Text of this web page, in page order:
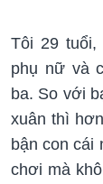
Tôi 29 tuổi,
phụ nữ và
ba. So với
xuân thì
bận con cái
chơi mà